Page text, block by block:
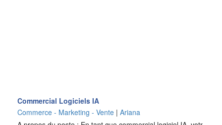
Commercial Logiciels IA
Commerce - Marketing - Vente | Ariana